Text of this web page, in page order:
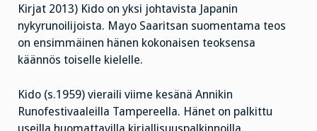
Kirjat 2013) Kido on yksi johtavista Japanin
nykyrunoilijoista. Mayo Saaritsan suomentama teos
on ensimmäinen hänen kokonaisen teoksensa
käännös toiselle kielelle.
Kido (s.1959) vieraili viime kesänä Annikin
Runofestivaaleilla Tampereella. Hänet on palkittu